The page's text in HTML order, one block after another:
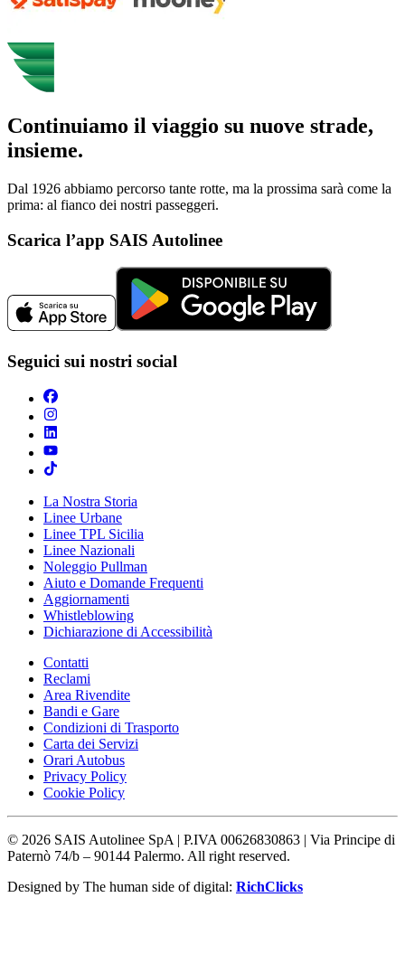
Continuiamo il viaggio su nuove strade,
insieme.
Dal 1926 abbiamo percorso tante rotte, ma la prossima sarà come la
prima: al fianco dei nostri passeggeri.
Scarica l’app SAIS Autolinee
Seguici sui nostri social
La Nostra Storia
Linee Urbane
Linee TPL Sicilia
Linee Nazionali
Noleggio Pullman
Aiuto e Domande Frequenti
Aggiornamenti
Whistleblowing
Dichiarazione di Accessibilità
Contatti
Reclami
Area Rivendite
Bandi e Gare
Condizioni di Trasporto
Carta dei Servizi
Orari Autobus
Privacy Policy
Cookie Policy
© 2026 SAIS Autolinee SpA | P.IVA 00626830863 | Via Principe di
Paternò 74/b – 90144 Palermo. All right reserved.
Designed by The human side of digital: RichClicks